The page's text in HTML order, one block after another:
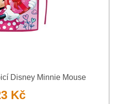
Disney Minnie Mouse
Kč